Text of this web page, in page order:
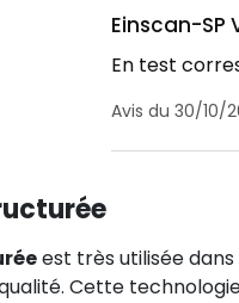
Einscan-SP
En test
Avis du 30/10/
est très utilisée
Cette